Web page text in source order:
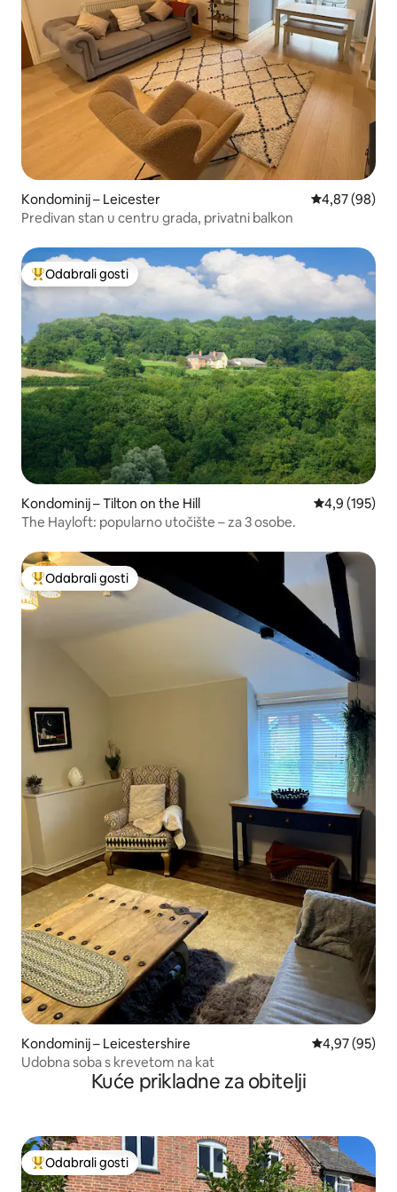
Kondominij – Leicester Prosječna
4,87 (98)
Predivan stan u centru grada, privatni balkon
Među najviše rangiranima s oznakom „Odabrali gosti”
Odabrali gosti
Kondominij – Tilton on the Hill Prosječna
4,9 (195)
The Hayloft: popularno utočište – za 3 osobe.
Među najviše rangiranima s oznakom „Odabrali gosti”
Odabrali gosti
Kondominij – Leicestershire Prosječna
4,97 (95)
Udobna soba s krevetom na kat
Kuće prikladne za obitelji
Među najviše rangiranima s oznakom „Odabrali gosti”
Odabrali gosti